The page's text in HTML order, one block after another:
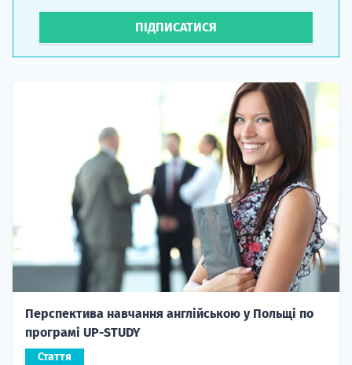
ПІДПИСАТИСЯ
Перспектива навчання англійською у Польщі по
програмі UP-STUDY
Стаття